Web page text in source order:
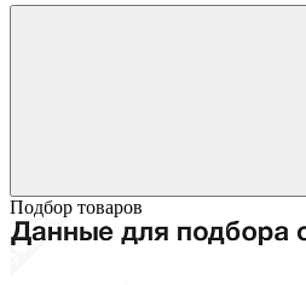
Подбор товаров